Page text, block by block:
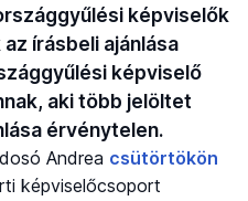
képviselők
írásbeli ajánlása
képviselő
aki több jelöltet
érvénytelen.
Andrea csütörtökön
képviselőcsoport